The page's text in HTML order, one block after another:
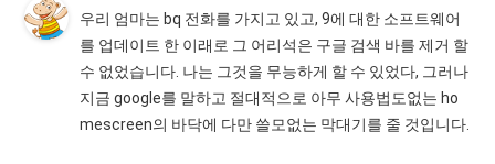
우리 엄마는 bq 전화를 가지고 있고, 9에 대한 소프트웨어
를 업데이트 한 이래로 그 어리석은 구글 검색 바를 제거 할
수 없었습니다. 나는 그것을 무능하게 할 수 있었다, 그러나
지금 google를 말하고 절대적으로 아무 사용법도없는 ho
mescreen의 바닥에 다만 쓸모없는 막대기를 줄 것입니다.